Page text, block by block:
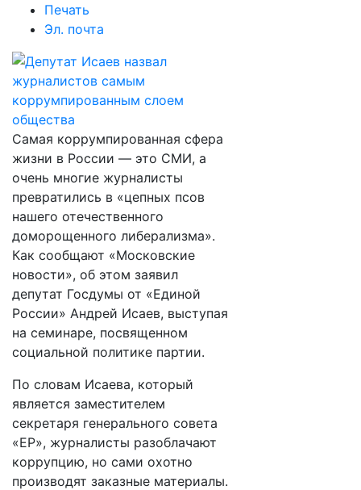
Печать
Эл. почта
Самая коррумпированная сфера
жизни в России — это СМИ, а
очень многие журналисты
превратились в «цепных псов
нашего отечественного
доморощенного либерализма».
Как сообщают «Московские
новости», об этом заявил
депутат Госдумы от «Единой
России» Андрей Исаев, выступая
на семинаре, посвященном
социальной политике партии.
По словам Исаева, который
является заместителем
секретаря генерального совета
«ЕР», журналисты разоблачают
коррупцию, но сами охотно
производят заказные материалы.